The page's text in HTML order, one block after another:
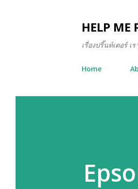
HELP ME
เรื่องปริ๊นท์เตอร์ เ
Home